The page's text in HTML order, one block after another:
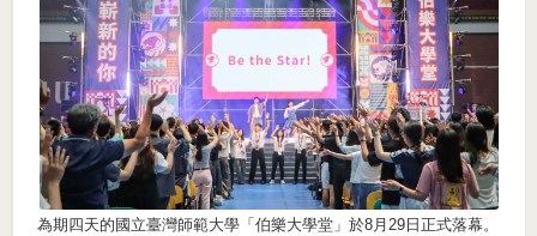
為期四天的國立臺灣師範大學「伯樂大學堂」於8月29日正式落幕。